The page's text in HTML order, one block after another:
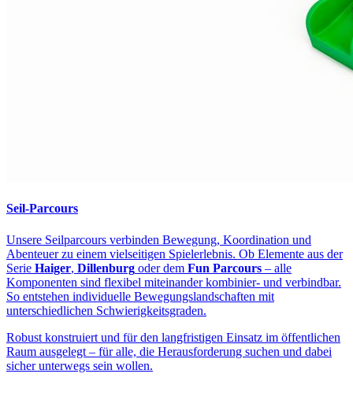
Seil-Parcours
Unsere Seilparcours verbinden Bewegung, Koordination und
Abenteuer zu einem vielseitigen Spielerlebnis. Ob Elemente aus der
Serie Haiger, Dillenburg oder dem Fun Parcours – alle
Komponenten sind flexibel miteinander kombinier- und verbindbar.
So entstehen individuelle Bewegungslandschaften mit
unterschiedlichen Schwierigkeitsgraden.
Robust konstruiert und für den langfristigen Einsatz im öffentlichen
Raum ausgelegt – für alle, die Herausforderung suchen und dabei
sicher unterwegs sein wollen.